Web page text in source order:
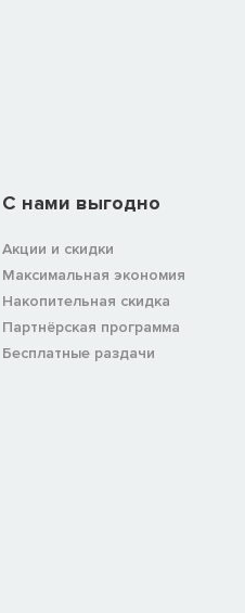
C нами выгодно
Акции и скидки
Максимальная экономия
Накопительная скидка
Партнёрская программа
Бесплатные раздачи